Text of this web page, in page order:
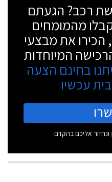
רכב? הגעתם
מהמומחים
הכירו את מבצעי
המיוחדות
בחינם הצעה
עכשיו
ונחזור אליכם בהקדם